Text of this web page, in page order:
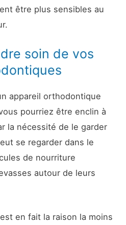
être plus sensibles au
soin de vos
appareil orthodontique
pourriez être enclin à
la nécessité de le garder
se regarder dans le
de nourriture
autour de leurs
en fait la raison la moins